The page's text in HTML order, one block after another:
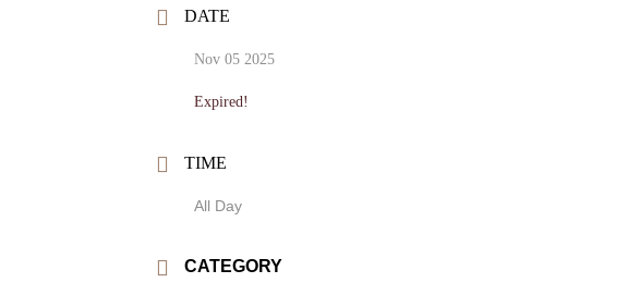
DATE
Nov 05 2025
Expired!
TIME
All Day
CATEGORY